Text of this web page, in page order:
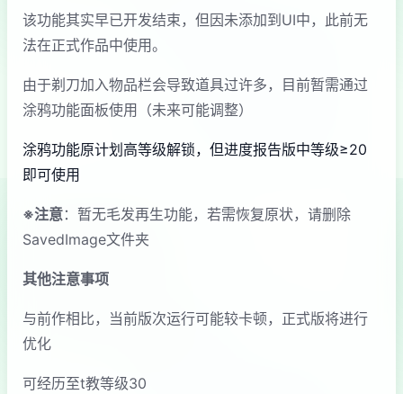
该功能其实早已开发结束，但因未添加到UI中，此前无
法在正式作品中使用。
由于剃刀加入物品栏会导致道具过许多，目前暂需通过
涂鸦功能面板使用（未来可能调整）
涂鸦功能原计划高等级解锁，但进度报告版中等级≥20
即可使用
※注意：暂无毛发再生功能，若需恢复原状，请删除
SavedImage文件夹
其他注意事项
与前作相比，当前版次运行可能较卡顿，正式版将进行
优化
可经历至t教等级30